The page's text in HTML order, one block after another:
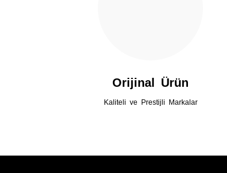
Orijinal Ürün
Kaliteli ve Prestijli Markalar